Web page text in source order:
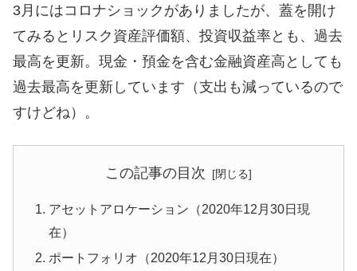
3月にはコロナショックがありましたが、蓋を開け
てみるとリスク資産評価額、投資収益率とも、過去
最高を更新。現金・預金を含む金融資産高としても
過去最高を更新しています（支出も減っているので
すけどね）。
この記事の目次
アセットアロケーション（2020年12月30日現
在）
ポートフォリオ（2020年12月30日現在）